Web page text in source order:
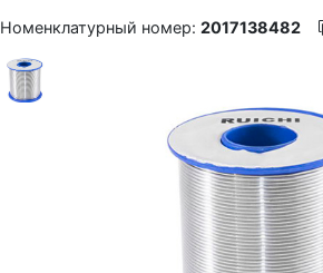
Номенклатурный номер: 2017138482